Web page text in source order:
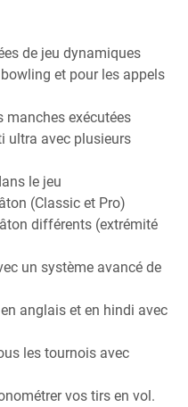
de jeu dynamiques
et pour les appels
manches exécutées
ultra avec plusieurs
le jeu
(Classic et Pro)
différents (extrémité
un système avancé de
anglais et en hindi avec
les tournois avec
vos tirs en vol.